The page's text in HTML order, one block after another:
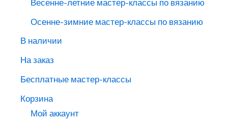
Весенне-летние мастер-классы по вязанию
Осенне-зимние мастер-классы по вязанию
В наличии
На заказ
Бесплатные мастер-классы
Корзина
Мой аккаунт